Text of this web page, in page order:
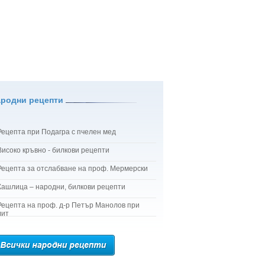
рецепти
при Подагра с пчелен мед
кръвно - билкови рецепти
за отслабване на проф. Мермерски
– народни, билкови рецепти
на проф. д-р Петър Манолов при